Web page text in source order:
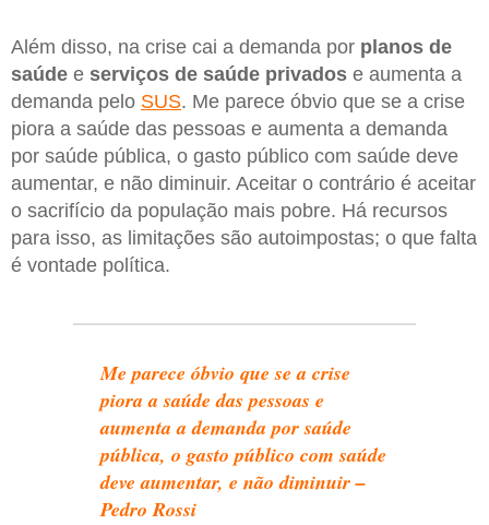
Além disso, na crise cai a demanda por planos de
saúde e serviços de saúde privados e aumenta a
demanda pelo SUS. Me parece óbvio que se a crise
piora a saúde das pessoas e aumenta a demanda
por saúde pública, o gasto público com saúde deve
aumentar, e não diminuir. Aceitar o contrário é aceitar
o sacrifício da população mais pobre. Há recursos
para isso, as limitações são autoimpostas; o que falta
é vontade política.
Me parece óbvio que se a crise
piora a saúde das pessoas e
aumenta a demanda por saúde
pública, o gasto público com saúde
deve aumentar, e não diminuir –
Pedro Rossi